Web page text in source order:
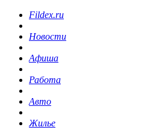
Fildex.ru
Новости
Афиша
Работа
Авто
Жилье